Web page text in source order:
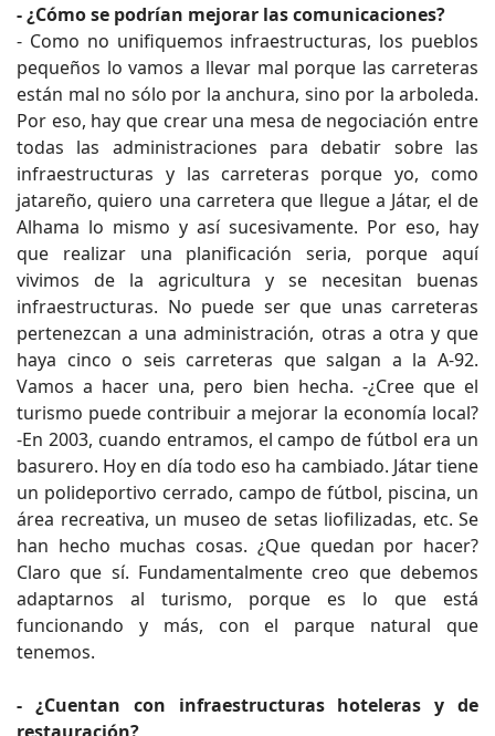
- ¿Cómo se podrían mejorar las comunicaciones?
- Como no unifiquemos infraestructuras, los pueblos
pequeños lo vamos a llevar mal porque las carreteras
están mal no sólo por la anchura, sino por la arboleda.
Por eso, hay que crear una mesa de negociación entre
todas las administraciones para debatir sobre las
infraestructuras y las carreteras porque yo, como
jatareño, quiero una carretera que llegue a Játar, el de
Alhama lo mismo y así sucesivamente. Por eso, hay
que realizar una planificación seria, porque aquí
vivimos de la agricultura y se necesitan buenas
infraestructuras. No puede ser que unas carreteras
pertenezcan a una administración, otras a otra y que
haya cinco o seis carreteras que salgan a la A-92.
Vamos a hacer una, pero bien hecha. -¿Cree que el
turismo puede contribuir a mejorar la economía local?
-En 2003, cuando entramos, el campo de fútbol era un
basurero. Hoy en día todo eso ha cambiado. Játar tiene
un polideportivo cerrado, campo de fútbol, piscina, un
área recreativa, un museo de setas liofilizadas, etc. Se
han hecho muchas cosas. ¿Que quedan por hacer?
Claro que sí. Fundamentalmente creo que debemos
adaptarnos al turismo, porque es lo que está
funcionando y más, con el parque natural que
tenemos.
- ¿Cuentan con infraestructuras hoteleras y de